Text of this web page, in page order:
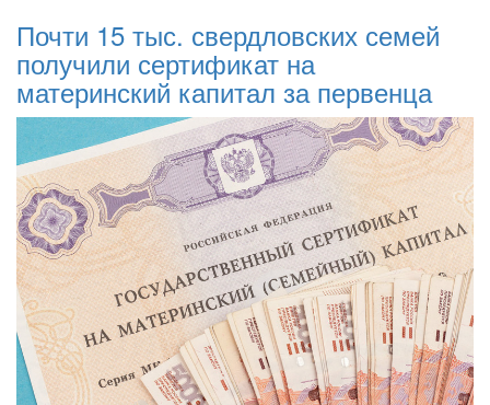
Почти 15 тыс. свердловских семей
получили сертификат на
материнский капитал за первенца